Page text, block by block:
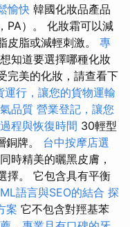
愉快 韓國化妝品產品
PA）。 化妝霜可以減
皮脂或減輕刺激。 專
知道要選擇哪種化妝
完美的化妝，請查看下
運行，讓您的貨物運輸
品質 營業登記，讓您
程與恢復時間 30輕型
銅牌。 台中按摩店選
時精美的曬黑皮膚，
擇。 它包含具有平衡
語言與SEO的結合 探
案 它不包含對羥基苯